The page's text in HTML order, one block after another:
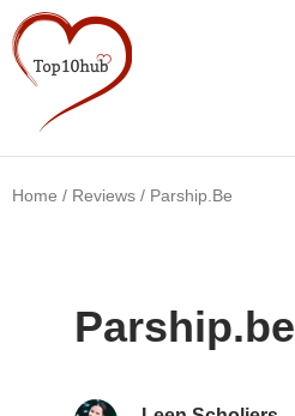
Home / Reviews / Parship.be
Parship.be